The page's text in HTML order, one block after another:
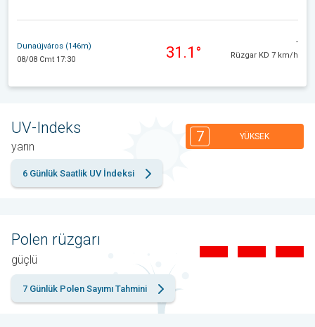
Dunaújváros (146m)
08/08 Cmt 17:30
31.1°
-
Rüzgar KD 7 km/h
UV-Indeks
yarın
7 YÜKSEK
6 Günlük Saatlik UV İndeksi
Polen rüzgarı
güçlü
7 Günlük Polen Sayımı Tahmini